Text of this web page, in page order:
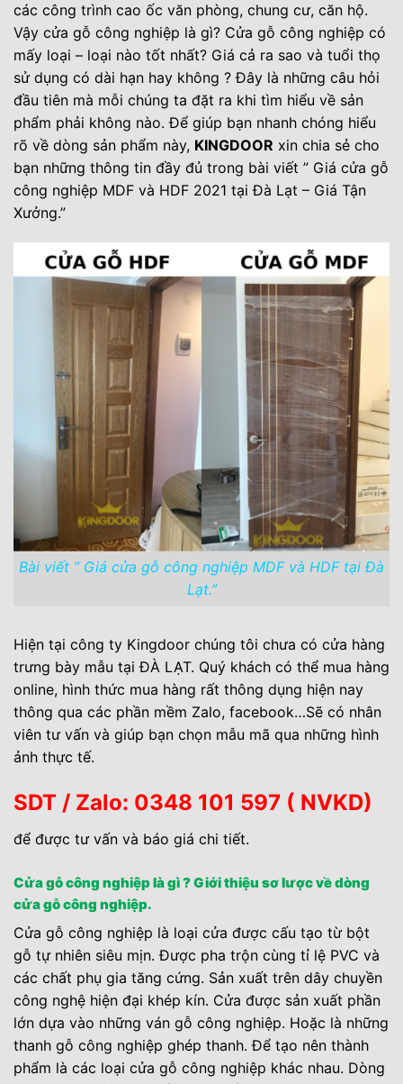
các công trình cao ốc văn phòng, chung cư, căn hộ.
Vậy cửa gỗ công nghiệp là gì? Cửa gỗ công nghiệp có
mấy loại – loại nào tốt nhất? Giá cả ra sao và tuổi thọ
sử dụng có dài hạn hay không ? Đây là những câu hỏi
đầu tiên mà mỗi chúng ta đặt ra khi tìm hiểu về sản
phẩm phải không nào. Để giúp bạn nhanh chóng hiểu
rõ về dòng sản phẩm này, KINGDOOR xin chia sẻ cho
bạn những thông tin đầy đủ trong bài viết ” Giá cửa gỗ
công nghiệp MDF và HDF 2021 tại Đà Lạt – Giá Tận
Xưởng.”
Bài viết ” Giá cửa gỗ công nghiệp MDF và HDF tại Đà
Lạt.”
Hiện tại công ty Kingdoor chúng tôi chưa có cửa hàng
trưng bày mẫu tại ĐÀ LẠT. Quý khách có thể mua hàng
online, hình thức mua hàng rất thông dụng hiện nay
thông qua các phần mềm Zalo, facebook…Sẽ có nhân
viên tư vấn và giúp bạn chọn mẫu mã qua những hình
ảnh thực tế.
SDT / Zalo: 0348 101 597 ( NVKD)
để được tư vấn và báo giá chi tiết.
Cửa gỗ công nghiệp là gì ? Giới thiệu sơ lược về dòng
cửa gỗ công nghiệp.
Cửa gỗ công nghiệp là loại cửa được cấu tạo từ bột
gỗ tự nhiên siêu mịn. Được pha trộn cùng tỉ lệ PVC và
các chất phụ gia tăng cứng. Sản xuất trên dây chuyền
công nghệ hiện đại khép kín. Cửa được sản xuất phần
lớn dựa vào những ván gỗ công nghiệp. Hoặc là những
thanh gỗ công nghiệp ghép thanh. Để tạo nên thành
phẩm là các loại cửa gỗ công nghiệp khác nhau. Dòng